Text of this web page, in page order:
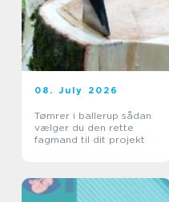
08. July 2026
Tømrer i ballerup sådan
vælger du den rette
fagmand til dit projekt